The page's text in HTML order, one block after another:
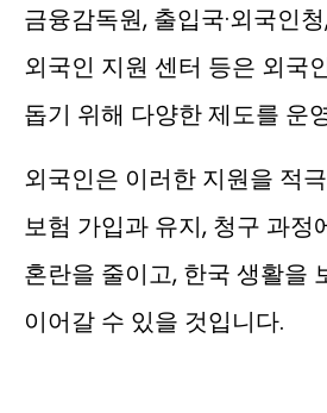
금융감독원, 출입국·외국인
외국인 지원 센터 등은 외국
돕기 위해 다양한 제도를 운
외국인은 이러한 지원을 적
보험 가입과 유지, 청구 과정
혼란을 줄이고, 한국 생활을
이어갈 수 있을 것입니다.